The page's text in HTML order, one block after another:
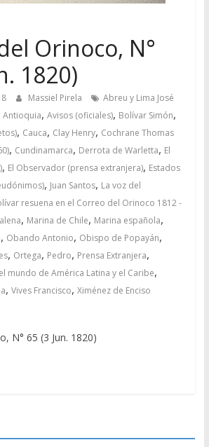
Orinoco, N°
1820)
Massiel Pirela
Abreu y Lima José
Antioquia, Avisos (oficiales), Bolívar Simón,
, Cauca, Clay Henry, Cochrane Thomas
, Cundinamarca, Derrota de Warletta, El
, El Observador (prensa extranjera), Estados
, Juan Santos, La voz del
resuena en el Correo del Orinoco 1812 -
, Marina de Chile, Marina española,
, Obando Antonio, Obispo de Popayán,
, Ortega, Pedro, Prensa Extranjera,
mundo de América Latina y el Caribe,
, Vives Francisco, Ximénez de Enciso
N° 65 (3 Jun. 1820)